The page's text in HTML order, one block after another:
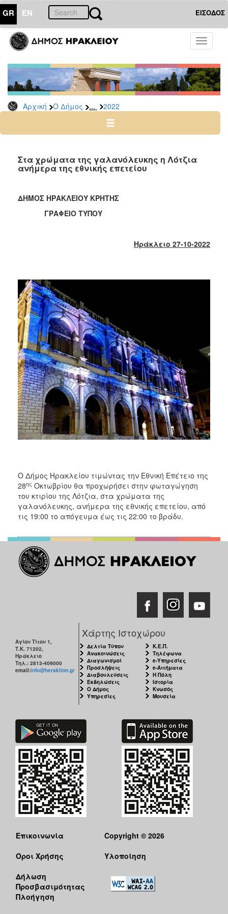
GR EN ΕΙΣΟΔΟΣ
Toggle
Αρχική Ο Δήμος ... 2022
ΔΗΜΟΣ
Δελτία
Τύπου
Αρχείο
2026
2024
2022
2020
2019
2013
2012
2011
2010
2006
ΤΟΠΟΣ
ΠΟΛΙΤΙΣΜΟΣ
ΠΟΛΗ
Στα χρώματα της γαλανόλευκης η Λότζια
ανήμερα της εθνικής επετείου
ΔΗΜΟΣ ΗΡΑΚΛΕΙΟΥ ΚΡΗΤΗΣ
ΓΡΑΦΕΙΟ ΤΥΠΟΥ
Ηράκλειο 27-10-2022
O Δήμος Ηρακλείου τιμώντας την Eθνική Eπέτειο της
28ης Οκτωβρίου θα προχωρήσει στην φωταγώγηση
του κτιρίου της Λότζια, στα χρώματα της
γαλανόλευκης, ανήμερα της εθνικής επετείου, από
τις 19:00 το απόγευμα έως τις 22:00 το βράδυ.
Αγίου Τίτου 1,
Τ.Κ. 71202,
Ηράκλειο
Τηλ.: 2813-409000
email:info@heraklion.gr
Χάρτης Ιστοχώρου
Δελτία Τύπου
Ανακοινώσεις
Διαγωνισμοί
Προσλήψεις
Διαβουλεύσεις
Εκδηλώσεις
Ο Δήμος
Υπηρεσίες
Κ.Ε.Π.
Τηλέφωνα
e-Υπηρεσίες
e-Αιτήματα
Η Πόλη
Ιστορία
Κνωσός
Μουσεία
Επικοινωνία
Όροι Χρήσης
Δήλωση
Προσβασιμότητας
Πλοήγηση
Copyright © 2026
Υλοποίηση